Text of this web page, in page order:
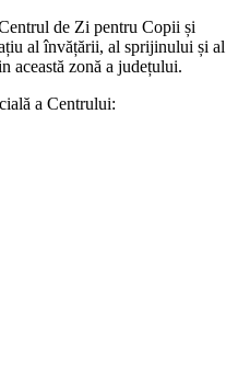
de Zi pentru Copii și
al învățării, al sprijinului și al
această zonă a județului.
a Centrului: